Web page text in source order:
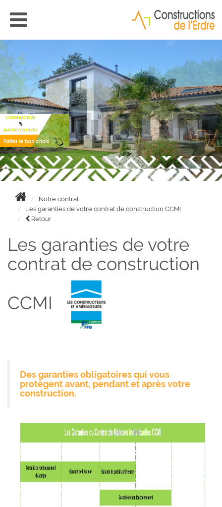
Notre contrat
Les garanties de votre contrat de construction CCMI
Retour
Les garanties de votre
contrat de construction
CCMI
Des garanties obligatoiresqui vous
protègent avant, pendant et après votre
construction.